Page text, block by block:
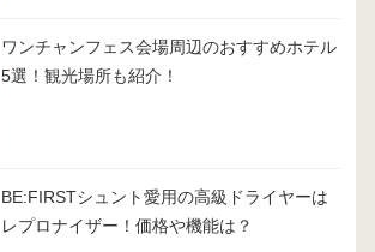
ワンチャンフェス会場周辺のおすすめホテル
5選！観光場所も紹介！
BE:FIRSTシュント愛用の高級ドライヤーは
レプロナイザー！価格や機能は？